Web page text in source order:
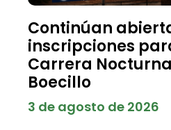
Continúan
inscripciones
Carrera
Boecillo
3 de agosto de 2026